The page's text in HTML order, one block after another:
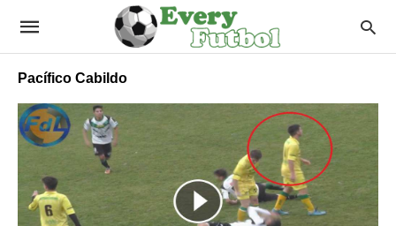
Pacífico Cabildo